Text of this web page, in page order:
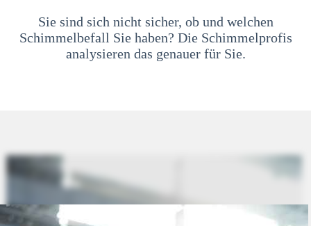
Sie sind sich nicht sicher, ob und welchen
Schimmelbefall Sie haben? Die Schimmelprofis
analysieren das genauer für Sie.